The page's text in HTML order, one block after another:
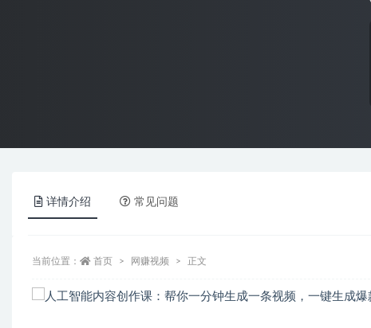
详情介绍 常见问题
当前位置： 首页 网赚视频 正文